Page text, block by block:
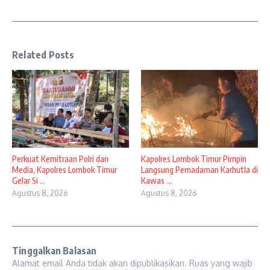
Related Posts
Perkuat Kemitraan Polri dan
Media, Kapolres Lombok Timur
Gelar Si ...
Agustus 8, 2026
Kapolres Lombok Timur Pimpin
Langsung Pemadaman Karhutla di
Kawas ...
Agustus 8, 2026
Tinggalkan Balasan
Alamat email Anda tidak akan dipublikasikan. Ruas yang wajib